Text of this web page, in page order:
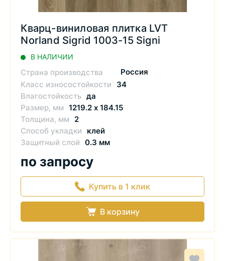
Кварц-виниловая плитка LVT
Norland Sigrid 1003-15 Signi
В НАЛИЧИИ
Страна производства
Россия
Класс износостойкости
34
Влагостойкость да
Размер, мм 1219.2 х 184.15
Толщина, мм
2
Способ укладки
клей
Защитный слой 0.3 мм
по запросу
Купить в 1 клик
В корзину